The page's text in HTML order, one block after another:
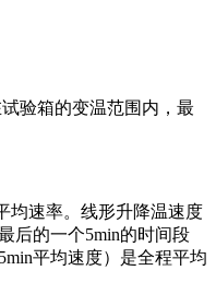
验箱的变温范围内，最
均速率。线形升降温速度
后的一个5min的时间段
平均速度）是全程平均